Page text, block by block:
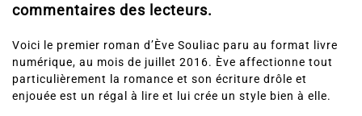
commentaires des lecteurs.
Voici le premier roman d’Ève Souliac paru au format livre
numérique, au mois de juillet 2016. Ève affectionne tout
particulièrement la romance et son écriture drôle et
enjouée est un régal à lire et lui crée un style bien à elle.